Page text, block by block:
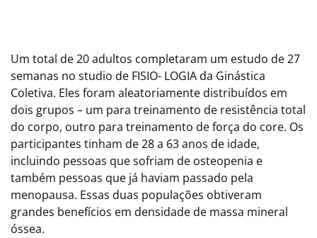
Um total de 20 adultos completaram um estudo de 27
semanas no studio de FISIO- LOGIA da Ginástica
Coletiva. Eles foram aleatoriamente distribuídos em
dois grupos – um para treinamento de resistência total
do corpo, outro para treinamento de força do core. Os
participantes tinham de 28 a 63 anos de idade,
incluindo pessoas que sofriam de osteopenia e
também pessoas que já haviam passado pela
menopausa. Essas duas populações obtiveram
grandes benefícios em densidade de massa mineral
óssea.